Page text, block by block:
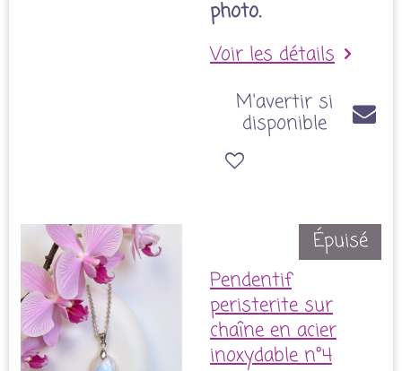
photo.
Voir les détails
M'avertir si
disponible
Épuisé
Pendentif
peristerite sur
chaîne en acier
inoxydable n°4